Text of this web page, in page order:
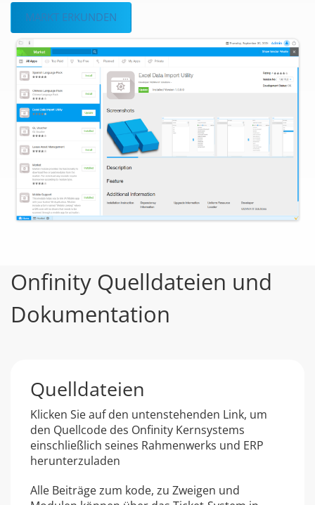
MARKT ERKUNDEN
Onfinity Quelldateien und
Dokumentation
Quelldateien
Klicken Sie auf den untenstehenden Link, um
den Quellcode des Onfinity Kernsystems
einschließlich seines Rahmenwerks und ERP
herunterzuladen
Alle Beiträge zum kode, zu Zweigen und